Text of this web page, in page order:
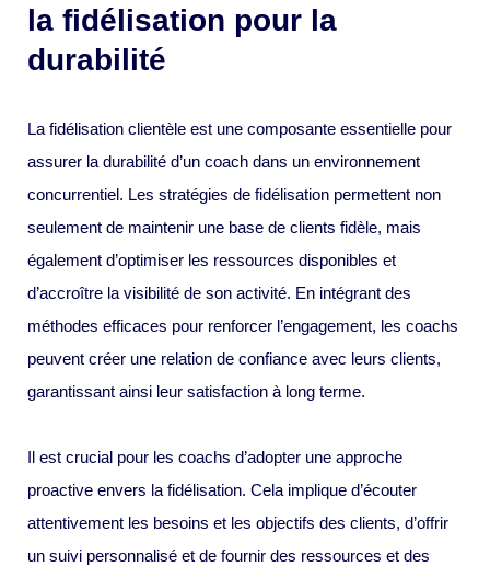
la fidélisation pour la
durabilité
La fidélisation clientèle est une composante essentielle pour
assurer la durabilité d’un coach dans un environnement
concurrentiel. Les stratégies de fidélisation permettent non
seulement de maintenir une base de clients fidèle, mais
également d’optimiser les ressources disponibles et
d’accroître la visibilité de son activité. En intégrant des
méthodes efficaces pour renforcer l’engagement, les coachs
peuvent créer une relation de confiance avec leurs clients,
garantissant ainsi leur satisfaction à long terme.
Il est crucial pour les coachs d’adopter une approche
proactive envers la fidélisation. Cela implique d’écouter
attentivement les besoins et les objectifs des clients, d’offrir
un suivi personnalisé et de fournir des ressources et des